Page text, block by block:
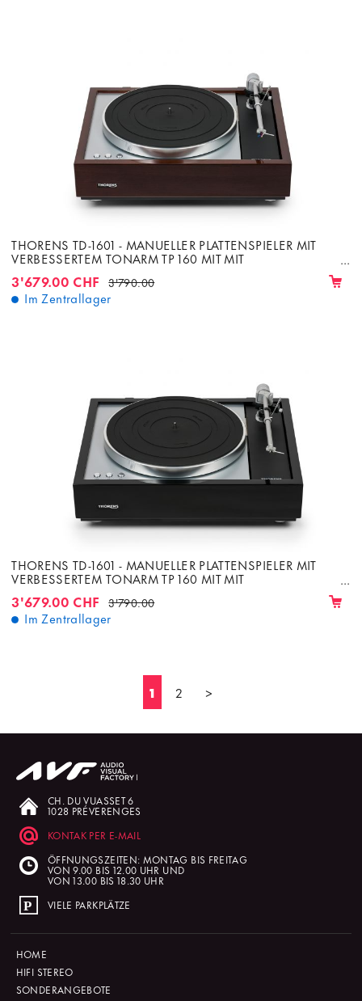
THORENS TD-1601 - MANUELLER PLATTENSPIELER MIT
VERBESSERTEM TONARM TP 160 MIT MIT
3'679.00 CHF 3'790.00
Im Zentrallager
THORENS TD-1601 - MANUELLER PLATTENSPIELER MIT
VERBESSERTEM TONARM TP 160 MIT MIT
3'679.00 CHF 3'790.00
Im Zentrallager
1 2 >
CH. DU VUASSET 6
1028 PRÉVERENGES
KONTAK PER E-MAIL
ÖFFNUNGSZEITEN: MONTAG BIS FREITAG
VON 9.00 BIS 12.00 UHR UND
VON 13.00 BIS 18.30 UHR
VIELE PARKPLÄTZE
HOME
HIFI STEREO
SONDERANGEBOTE